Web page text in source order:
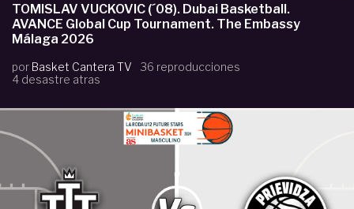
TOMISLAV VUCKOVIC (´08). Dubai Basketball.
AVANCE Global Cup Tournament. The Embassy
Málaga 2026
por Basket Cantera TV
36 reproducciones
4 desastre atras